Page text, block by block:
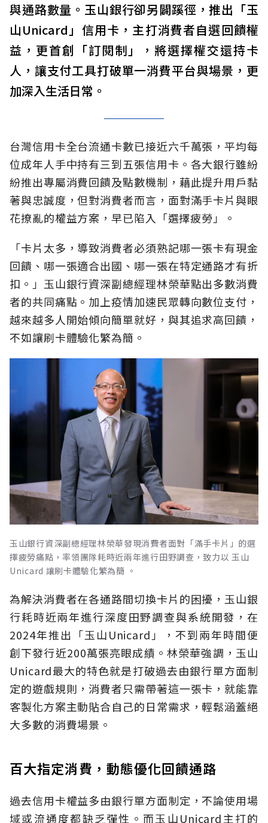
與通路數量。玉山銀行卻另闢蹊徑，推出「玉
山Unicard」信用卡，主打消費者自選回饋權
益，更首創「訂閱制」，將選擇權交還持卡
人，讓支付工具打破單一消費平台與場景，更
加深入生活日常。
台灣信用卡全台流通卡數已接近六千萬張，平均每
位成年人手中持有三到五張信用卡。各大銀行雖紛
紛推出專屬消費回饋及點數機制，藉此提升用戶黏
著與忠誠度，但對消費者而言，面對滿手卡片與眼
花撩亂的權益方案，早已陷入「選擇疲勞」。
「卡片太多，導致消費者必須熟記哪一張卡有現金
回饋、哪一張適合出國、哪一張在特定通路才有折
扣。」玉山銀行資深副總經理林榮華點出多數消費
者的共同痛點。加上疫情加速民眾轉向數位支付，
越來越多人開始傾向簡單就好，與其追求高回饋，
不如讓刷卡體驗化繁為簡。
玉山銀行資深副總經理林榮華發現消費者面對「滿手卡片」的選
擇疲勞痛點，率領團隊耗時近兩年進行田野調查，致力以 玉山
Unicard 讓刷卡體驗化繁為簡 。
為解決消費者在各通路間切換卡片的困擾，玉山銀
行耗時近兩年進行深度田野調查與系統開發，在
2024年推出「玉山Unicard」，不到兩年時間便
創下發行近200萬張亮眼成績。林榮華強調，玉山
Unicard最大的特色就是打破過去由銀行單方面制
定的遊戲規則，消費者只需帶著這一張卡，就能靠
客製化方案主動貼合自己的日常需求，輕鬆涵蓋絕
大多數的消費場景。
百大指定消費，動態優化回饋通路
過去信用卡權益多由銀行單方面制定，不論使用場
域或流通度都缺乏彈性。而玉山Unicard主打的